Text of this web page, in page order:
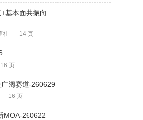
基本面共振向
社 14 页
16 页
阔赛道-260629
16 页
MOA-260622